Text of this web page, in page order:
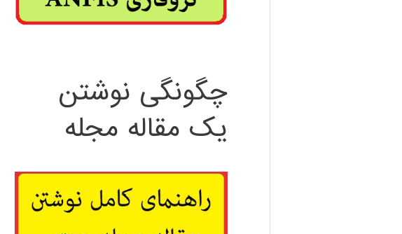
چگونگی نوشتن
یک مقاله مجله